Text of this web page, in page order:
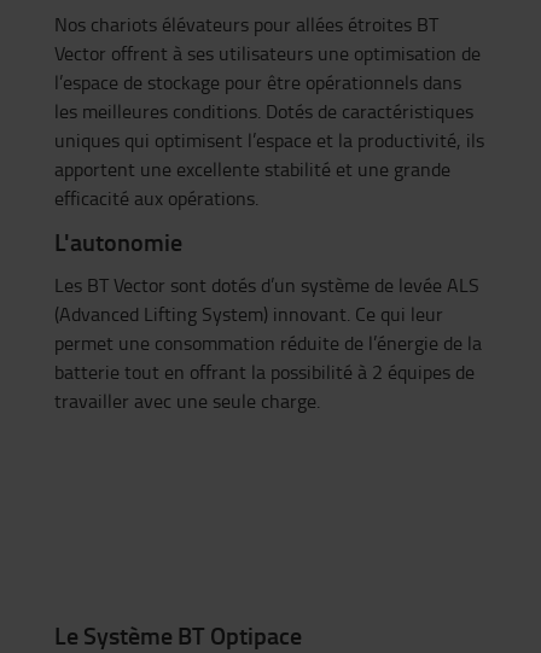
Nos chariots élévateurs pour allées étroites BT
Vector offrent à ses utilisateurs une optimisation de
l’espace de stockage pour être opérationnels dans
les meilleures conditions. Dotés de caractéristiques
uniques qui optimisent l’espace et la productivité, ils
apportent une excellente stabilité et une grande
efficacité aux opérations.
L'autonomie
Les BT Vector sont dotés d’un système de levée ALS
(Advanced Lifting System) innovant. Ce qui leur
permet une consommation réduite de l’énergie de la
batterie tout en offrant la possibilité à 2 équipes de
travailler avec une seule charge.
Le Système BT Optipace